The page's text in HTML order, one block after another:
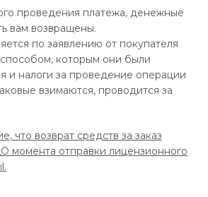
проведения платежа, денежные
вам возвращены.
по заявлению от покупателя
которым они были
и налоги за проведение операции
взимаются, проводится за
что возврат средств за заказ
момента отправки лицензионного